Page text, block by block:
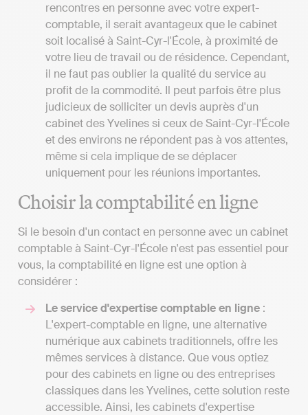
rencontres en personne avec votre expert-
comptable, il serait avantageux que le cabinet
soit localisé à Saint-Cyr-l'École, à proximité de
votre lieu de travail ou de résidence. Cependant,
il ne faut pas oublier la qualité du service au
profit de la commodité. Il peut parfois être plus
judicieux de solliciter un devis auprès d'un
cabinet des Yvelines si ceux de Saint-Cyr-l'École
et des environs ne répondent pas à vos attentes,
même si cela implique de se déplacer
uniquement pour les réunions importantes.
Choisir la comptabilité en ligne
Si le besoin d'un contact en personne avec un cabinet
comptable à Saint-Cyr-l'École n'est pas essentiel pour
vous, la comptabilité en ligne est une option à
considérer :
Le service d'expertise comptable en ligne :
L'expert-comptable en ligne, une alternative
numérique aux cabinets traditionnels, offre les
mêmes services à distance. Que vous optiez
pour des cabinets en ligne ou des entreprises
classiques dans les Yvelines, cette solution reste
accessible. Ainsi, les cabinets d'expertise